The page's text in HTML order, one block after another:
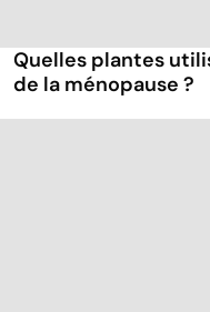
Quelles plantes
de la ménopause ?